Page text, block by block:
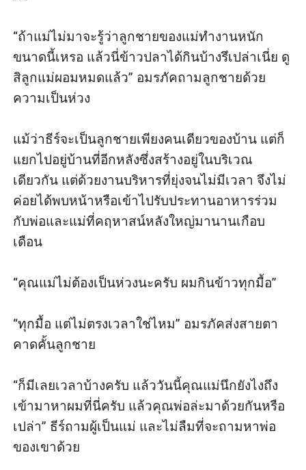
“ถ้าแม่ไม่มาจะรู้ว่าลูกชายของแม่ทำงานหนัก
ขนาดนี้เหรอ แล้วนี่ข้าวปลาได้กินบ้างรึเปล่าเนี่ย ดู
สิลูกแม่ผอมหมดแล้ว” อมรภัคถามลูกชายด้วย
ความเป็นห่วง
แม้ว่าธีร์จะเป็นลูกชายเพียงคนเดียวของบ้าน แต่ก็
แยกไปอยู่บ้านที่อีกหลังซึ่งสร้างอยู่ในบริเวณ
เดียวกัน แต่ด้วยงานบริหารที่ยุ่งจนไม่มีเวลา จึงไม่
ค่อยได้พบหน้าหรือเข้าไปรับประทานอาหารร่วม
กับพ่อและแม่ที่คฤหาสน์หลังใหญ่มานานเกือบ
เดือน
“คุณแม่ไม่ต้องเป็นห่วงนะครับ ผมกินข้าวทุกมื้อ”
“ทุกมื้อ แต่ไม่ตรงเวลาใช่ไหม” อมรภัคส่งสายตา
คาดคั้นลูกชาย
“ก็มีเลยเวลาบ้างครับ แล้ววันนี้คุณแม่นึกยังไงถึง
เข้ามาหาผมที่นี่ครับ แล้วคุณพ่อล่ะมาด้วยกันหรือ
เปล่า” ธีร์ถามผู้เป็นแม่ และไม่ลืมที่จะถามหาพ่อ
ของเขาด้วย